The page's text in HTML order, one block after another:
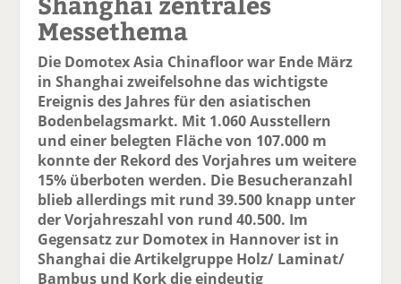
Messethema
Die Domotex Asia Chinafloor war Ende März
in Shanghai zweifelsohne das wichtigste
Ereignis des Jahres für den asiatischen
Bodenbelagsmarkt. Mit 1.060 Ausstellern
und einer belegten Fläche von 107.000 m
konnte der Rekord des Vorjahres um weitere
15% überboten werden. Die Besucheranzahl
blieb allerdings mit rund 39.500 knapp unter
der Vorjahreszahl von rund 40.500. Im
Gegensatz zur Domotex in Hannover ist in
Shanghai die Artikelgruppe Holz/ Laminat/
Bambus und Kork die eindeutig